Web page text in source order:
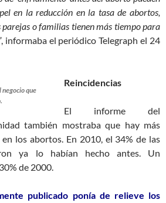
en la reducción en la tasa de abortos,
parejas o familias tienen más tiempo para
, informaba el periódico Telegraph el 24
negocio que
Reincidencias
El informe del
también mostraba que hay más
los abortos. En 2010, el 34% de las
ya lo habían hecho antes. Un
de 2000.
publicado ponía de relieve los